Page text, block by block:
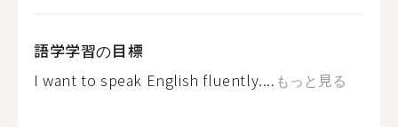
語学学習の目標
I want to speak English fluently.... もっと見る